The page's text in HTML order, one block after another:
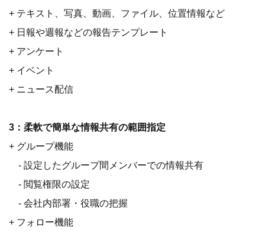
+ テキスト、写真、動画、ファイル、位置情報など
+ 日報や週報などの報告テンプレート
+ アンケート
+ イベント
+ ニュース配信
3：柔軟で簡単な情報共有の範囲指定
+ グループ機能
- 設定したグループ間メンバーでの情報共有
- 閲覧権限の設定
- 会社内部署・役職の把握
+ フォロー機能